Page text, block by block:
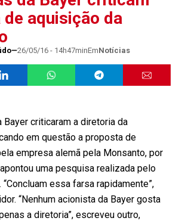
aquisição da
26/05/16 - 14h47minEmNotícias
criticaram a diretoria da
em questão a proposta de
empresa alemã pela Monsanto, por
uma pesquisa realizada pelo
essa farsa rapidamente”,
“Nenhum acionista da Bayer gosta
a diretoria”, escreveu outro,